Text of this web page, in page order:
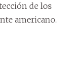
de los
americano.